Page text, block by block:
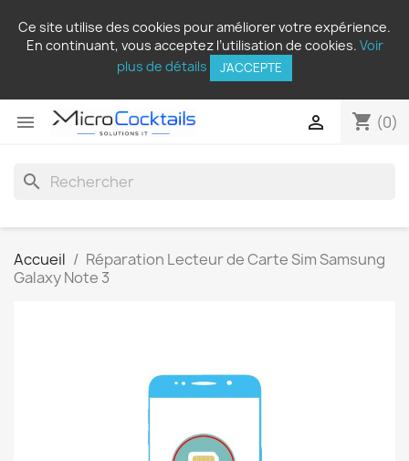
Ce site utilise des cookies pour améliorer votre expérience.
En continuant, vous acceptez l’utilisation de cookies. Voir
plus de détails
J'ACCEPTE
 shopping_cart (0)

search
Accueil
Réparation Lecteur de Carte Sim Samsung
Galaxy Note 3